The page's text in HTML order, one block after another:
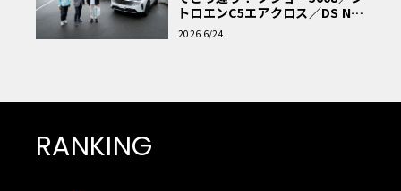
トロエンC5エアクロス／DS Nº4
読者一気乗りレポート
2026 6/24
RANKING